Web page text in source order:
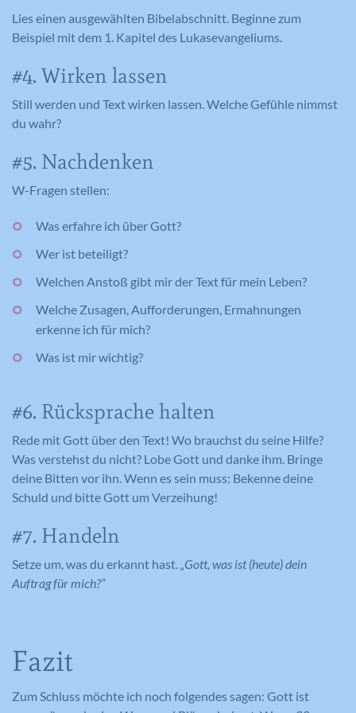
Lies einen ausgewählten Bibelabschnitt. Beginne zum
Beispiel mit dem 1. Kapitel des Lukasevangeliums.
#4. Wirken lassen
Still werden und Text wirken lassen. Welche Gefühle nimmst
du wahr?
#5. Nachdenken
W-Fragen stellen:
Was erfahre ich über Gott?
Wer ist beteiligt?
Welchen Anstoß gibt mir der Text für mein Leben?
Welche Zusagen, Aufforderungen, Ermahnungen
erkenne ich für mich?
Was ist mir wichtig?
#6. Rücksprache halten
Rede mit Gott über den Text! Wo brauchst du seine Hilfe?
Was verstehst du nicht? Lobe Gott und danke ihm. Bringe
deine Bitten vor ihn. Wenn es sein muss: Bekenne deine
Schuld und bitte Gott um Verzeihung!
#7. Handeln
Setze um, was du erkannt hast.„Gott, was ist (heute) dein
Auftrag für mich?“
Fazit
Zum Schluss möchte ich noch folgendes sagen: Gott ist
Benutzers identifiziert.
Anbieter
Laufzeit Session
Name cookie_optin
Anbieter Meine Familie
Laufzeit 1 Jahr
Zweck
Cookie-Einstellungen für diese Website
zu speichern.
Informationen helfen uns, unser
Webseitenangebot laufend zu verbessern.
Name _gat_lokal
Anbieter Google Analytics
Zweck
Wird von Google Analytics verwendet,
Name _gat
Anbieter Google Analytics
Zweck
um die Anforderungsrate
einzuschränken.
Name _gid
1 Tag
Sie können dazu verwendet werden, ein Profil des
Such- und/oder Navigationsverlaufs jedes
Besuchers zu erstellen. Es können identifizierbare
Anonymisierte Daten werden evtl. mit Dritten
geteilt.
Name NID
Anbieter Google Maps
Name GPS
Anbieter YouTube
Laufzeit 1 Tag
Registriert eine eindeutige ID auf
Name VISITOR_INFO1_LIVE